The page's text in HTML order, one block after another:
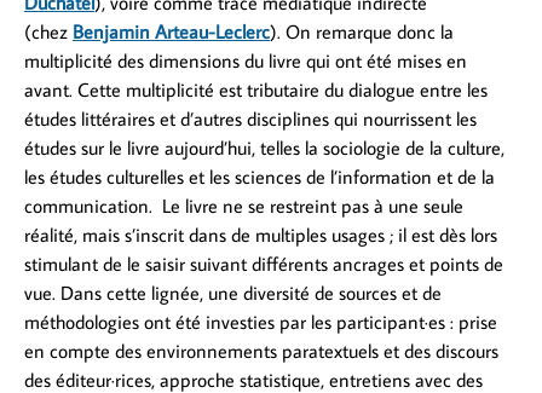
(chez Benjamin Arteau-Leclerc). On remarque donc la
multiplicité des dimensions du livre qui ont été mises en
avant. Cette multiplicité est tributaire du dialogue entre les
études littéraires et d’autres disciplines qui nourrissent les
études sur le livre aujourd’hui, telles la sociologie de la culture,
les études culturelles et les sciences de l’information et de la
communication. Le livre ne se restreint pas à une seule
réalité, mais s’inscrit dans de multiples usages ; il est dès lors
stimulant de le saisir suivant différents ancrages et points de
vue. Dans cette lignée, une diversité de sources et de
méthodologies ont été investies par les participant·es : prise
en compte des environnements paratextuels et des discours
des éditeur·rices, approche statistique, entretiens avec des